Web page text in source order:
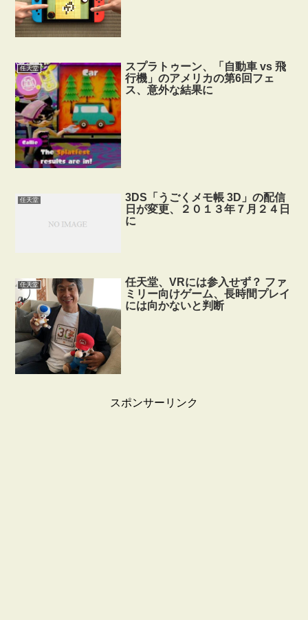
任天堂
スプラトゥーン、「自動車 vs 飛
行機」のアメリカの第6回フェ
ス、意外な結果に
任天堂
3DS「うごくメモ帳 3D」の配信
日が変更、２０１３年７月２４日
に
任天堂
任天堂、VRには参入せず？ ファ
ミリー向けゲーム、長時間プレイ
には向かないと判断
スポンサーリンク